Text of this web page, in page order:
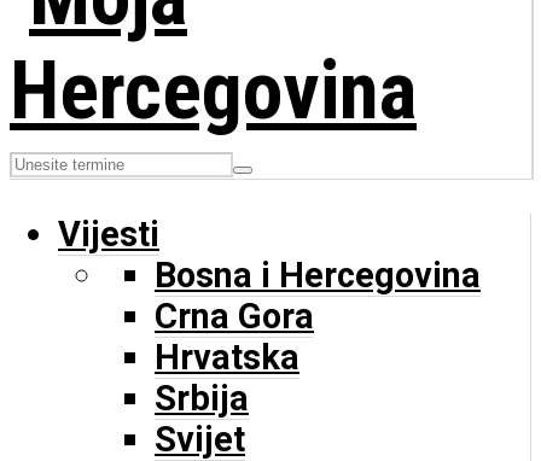
Vijesti
Bosna i Hercegovina
Crna Gora
Hrvatska
Srbija
Svijet